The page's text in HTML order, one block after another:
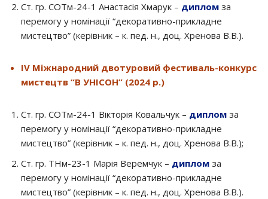
Ст. гр. СОТм-24-1 Анастасія Хмарук – диплом за
перемогу у номінації “декоративно-прикладне
мистецтво” (керівник – к. пед. н., доц. Хренова В.В.).
IV Міжнародний двотуровий фестиваль-конкурс
мистецтв “В УНІСОН” (2024 р.)
Ст. гр. СОТм-24-1 Вікторія Ковальчук – диплом за
перемогу у номінації “декоративно-прикладне
мистецтво” (керівник – к. пед. н., доц. Хренова В.В.);
Ст. гр. ТНм-23-1 Марія Веремчук – диплом за
перемогу у номінації “декоративно-прикладне
мистецтво” (керівник – к. пед. н., доц. Хренова В.В.).